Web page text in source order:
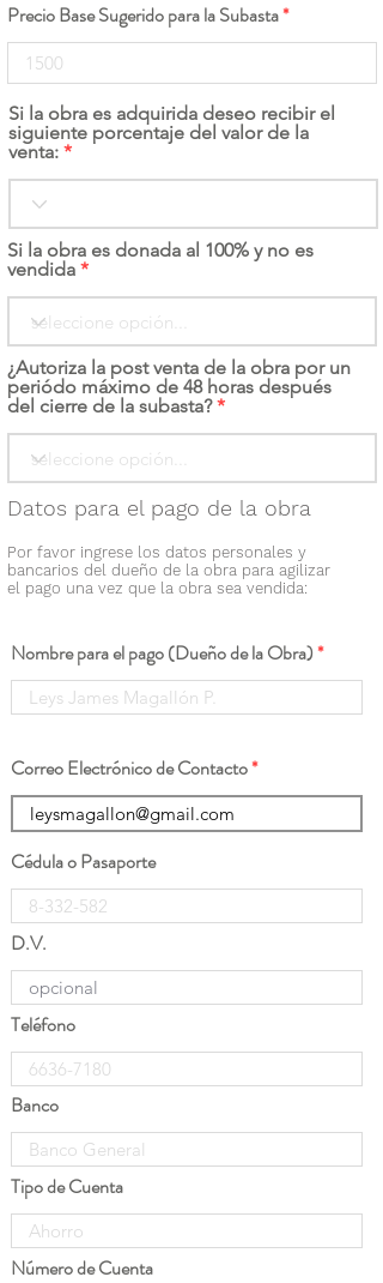
Precio Base Sugerido para la Subasta
Si la obra es adquirida deseo recibir el
siguiente porcentaje del valor de la
venta:
Si la obra es donada al 100% y no es
vendida
¿Autoriza la post venta de la obra por un
periódo máximo de 48 horas después
del cierre de la subasta?
Datos para el pago de la obra
Por favor ingrese los datos personales y
bancarios del dueño de la obra para agilizar
el pago una vez que la obra sea vendida:
Nombre para el pago (Dueño de la Obra)
Correo Electrónico de Contacto
Cédula o Pasaporte
D.V.
Teléfono
Banco
Tipo de Cuenta
Número de Cuenta